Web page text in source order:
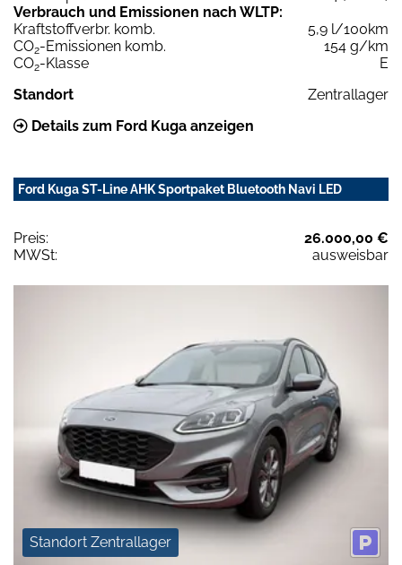
Verbrauch und Emissionen nach WLTP:
Kraftstoffverbr. komb.
5,9 l/100km
CO2-Emissionen komb.
154 g/km
CO2-Klasse
E
Standort
Zentrallager
Details zum Ford Kuga anzeigen
Ford Kuga ST-Line AHK Sportpaket Bluetooth Navi LED
Preis:
26.000,00 €
MWSt:
ausweisbar
Standort Zentrallager